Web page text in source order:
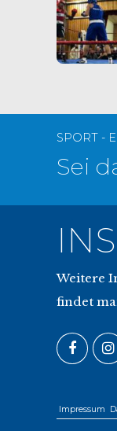
SPORT -
Sei
Weitere
findet
Impressum